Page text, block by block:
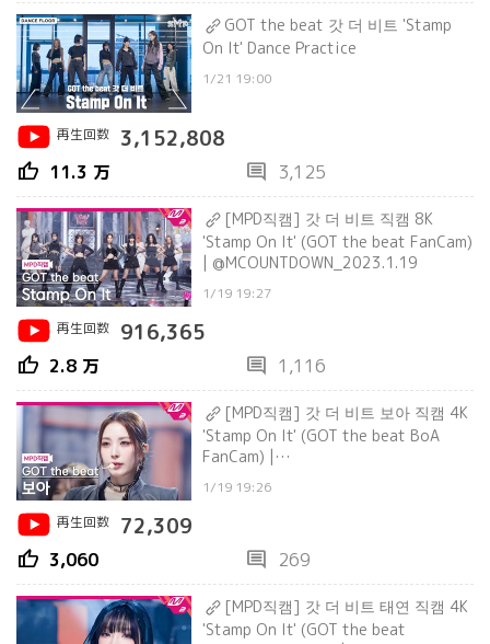
GOT the beat 갓 더 비트 'Stamp
On It' Dance Practice
1/21 19:00
再生回数 3,152,808
thumb_up 11.3 万 comment 3,125
[MPD직캠] 갓 더 비트 직캠 8K
'Stamp On It' (GOT the beat FanCam)
| @MCOUNTDOWN_2023.1.19
1/19 19:27
再生回数
916,365
thumb_up 2.8 万 comment 1,116
[MPD직캠] 갓 더 비트 보아 직캠 4K
'Stamp On It' (GOT the beat BoA
FanCam) |
1/19 19:26
再生回数
72,309
thumb_up 3,060 comment 269
[MPD직캠] 갓 더 비트 태연 직캠 4K
'Stamp On It' (GOT the beat